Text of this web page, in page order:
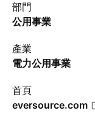
部門
公用事業
產業
電力公用事業
首頁
eversource.com